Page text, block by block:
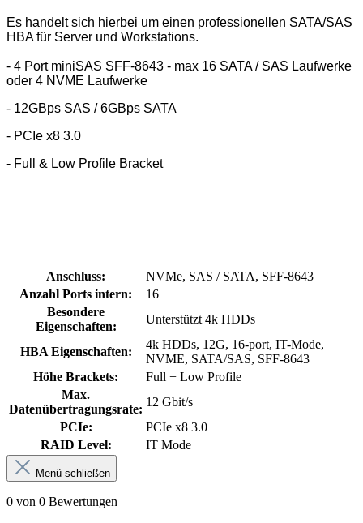
Es handelt sich hierbei um einen professionellen SATA/SAS
HBA für Server und Workstations.
- 4 Port miniSAS SFF-8643 - max 16 SATA / SAS Laufwerke
oder 4 NVME Laufwerke
- 12GBps SAS / 6GBps SATA
- PCIe x8 3.0
- Full & Low Profile Bracket
Anschluss:
NVMe, SAS / SATA, SFF-8643
Anzahl Ports intern:
16
Besondere
Eigenschaften:
Unterstützt 4k HDDs
HBA Eigenschaften:
4k HDDs, 12G, 16-port, IT-Mode,
NVME, SATA/SAS, SFF-8643
Höhe Brackets:
Full + Low Profile
Max.
Datenübertragungsrate:
12 Gbit/s
PCIe:
PCIe x8 3.0
RAID Level:
IT Mode
Menü schließen
0 von 0 Bewertungen